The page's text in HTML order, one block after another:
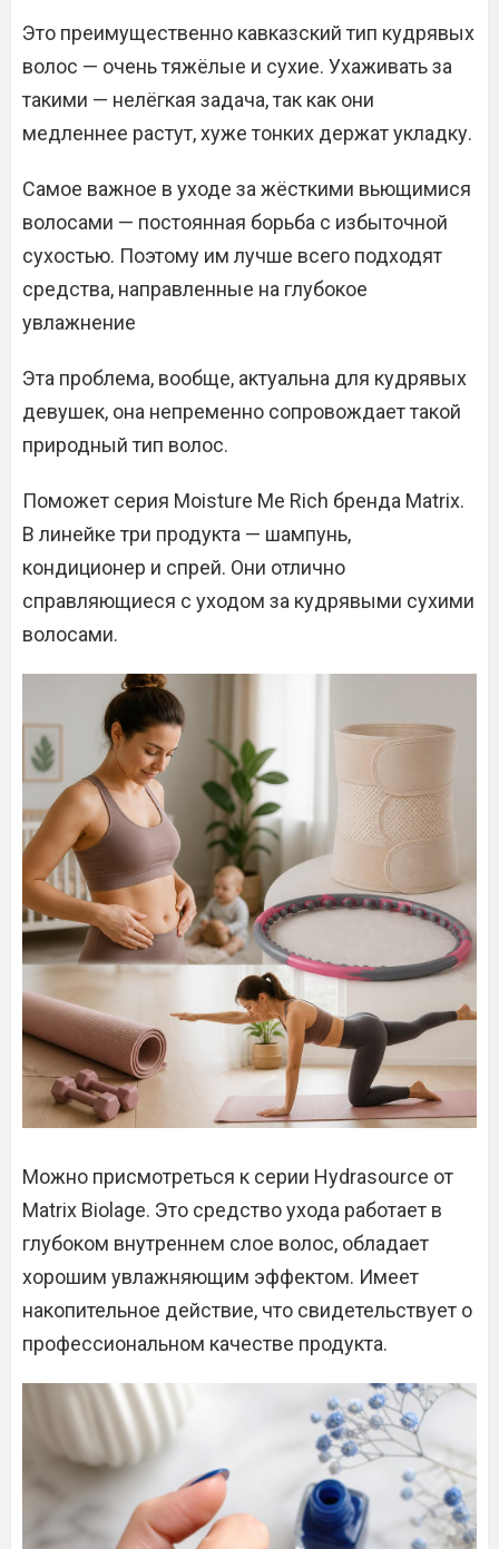
Это преимущественно кавказский тип кудрявых
волос — очень тяжёлые и сухие. Ухаживать за
такими — нелёгкая задача, так как они
медленнее растут, хуже тонких держат укладку.
Самое важное в уходе за жёсткими вьющимися
волосами — постоянная борьба с избыточной
сухостью. Поэтому им лучше всего подходят
средства, направленные на глубокое
увлажнение
Эта проблема, вообще, актуальна для кудрявых
девушек, она непременно сопровождает такой
природный тип волос.
Поможет серия Moisture Me Rich бренда Matrix.
В линейке три продукта — шампунь,
кондиционер и спрей. Они отлично
справляющиеся с уходом за кудрявыми сухими
волосами.
Можно присмотреться к серии Hydrasource от
Matrix Biolage. Это средство ухода работает в
глубоком внутреннем слое волос, обладает
хорошим увлажняющим эффектом. Имеет
накопительное действие, что свидетельствует о
профессиональном качестве продукта.